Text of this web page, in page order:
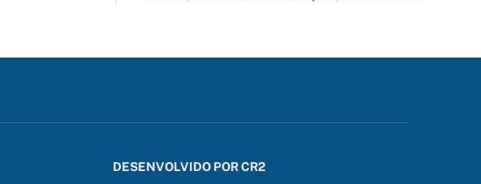
DESENVOLVIDO POR CR2